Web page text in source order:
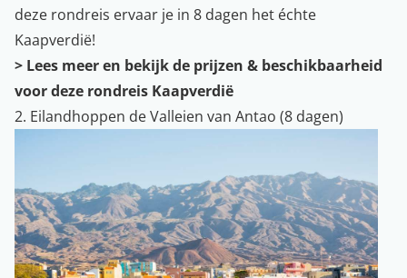
deze rondreis ervaar je in 8 dagen het échte
Kaapverdië!
> Lees meer en bekijk de prijzen & beschikbaarheid
voor deze rondreis Kaapverdië
2. Eilandhoppen de Valleien van Antao (8 dagen)